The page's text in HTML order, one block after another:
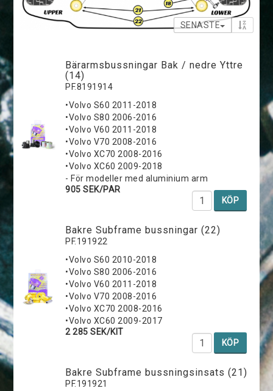
SENASTE
Bärarmsbussningar Bak / nedre Yttre
(14)
PF.8191914
•Volvo S60 2011-2018
•Volvo S80 2006-2016
•Volvo V60 2011-2018
•Volvo V70 2008-2016
•Volvo XC70 2008-2016
•Volvo XC60 2009-2018
- För modeller med aluminium arm
905 SEK/PAR
KÖP
Bakre Subframe bussningar (22)
PF.191922
•Volvo S60 2010-2018
•Volvo S80 2006-2016
•Volvo V60 2011-2018
•Volvo V70 2008-2016
•Volvo XC70 2008-2016
•Volvo XC60 2009-2017
2 285 SEK/KIT
KÖP
Bakre Subframe bussningsinsats (21)
PF.191921